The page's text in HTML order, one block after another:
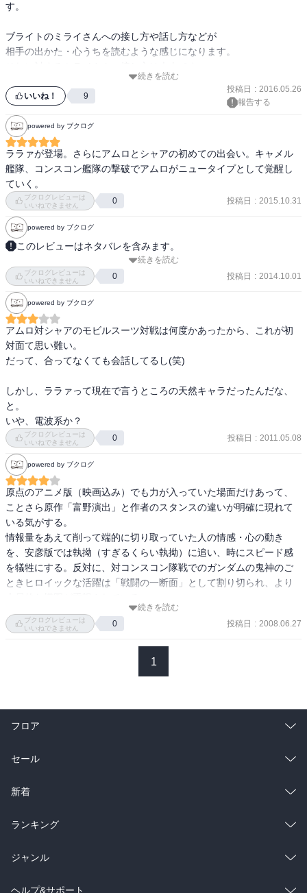
す。
ブライトのミライさんへの接し方や話し方などが
相手の出かた・心うちを読むような感じになります。
#まだ10代の高校生ですからね、わからないでもないです。
ちゃんとMSでの戦いもあります。
けど、ブライトさんの嫉妬が一枚も二枚も上手でした。
最後によくよく考えると、
戦っているのは恋もするし嫉妬もする若い子供たちなんだと気づか
されました。
続きを読む
いいね！ 9
投稿日 : 2016.05.26
報告する
powered by ブクログ
ララァが登場。さらにアムロとシャアの初めての出会い。キャメル
艦隊、コンスコン艦隊の撃破でアムロがニュータイプとして覚醒し
ていく。
ブクログレビューは
いいねできません
0 投稿日 : 2015.10.31
powered by ブクログ
このレビューはネタバレを含みます。
中立コロニーサイド６にて変わり果てた父と再会したアムロはその
帰り道、雨宿りのため立ち寄ったコテージでララァと出会い、再び
彼女に会おうと向かった先でシャアと生身での初対面を果たす。カ
ムランやコンスコンも登場。酸素欠乏症となったテム・レイの狂い
っぷりと彼と接するアムロの温度差に悲しくなる。シャア、車の中
でくらいその変なヘルメット取れよ。
続きを読む
ブクログレビューは
いいねできません
0 投稿日 : 2014.10.01
powered by ブクログ
アムロ対シャアのモビルスーツ対戦は何度かあったから、これが初
対面て思い難い。
だって、合ってなくても会話してるし(笑)
しかし、ララァって現在で言うところの天然キャラだったんだな、
と。
いや、電波系か？
ブクログレビューは
いいねできません
0 投稿日 : 2011.05.08
powered by ブクログ
原点のアニメ版（映画込み）でも力が入っていた場面だけあって、
ことさら原作「富野演出」と作者のスタンスの違いが明確に現れて
いる気がする。
情報量をあえて削って端的に切り取っていた人の情感・心の動き
を、安彦版では執拗（すぎるくらい執拗）に追い、時にスピード感
を犠牲にする。反対に、対コンスコン隊戦でのガンダムの鬼神のご
ときヒロイックな活躍は「戦闘の一断面」として割り切られ、より
ブライトの不器用な態度、スレッガーの男気、テム・レイの悲惨
父と子というテーマにこだわる作者が、「アムロが父の呪縛を乗り
という流れをほぼそのまま踏襲しているのはなんだか意外だった。
いう作者が、はたしてララァを今後どう描いていくのかは興味深
続きを読む
ブクログレビューは
いいねできません
0 投稿日 : 2008.06.27
1
フロア
総合
ラノベ
雑誌・グラビア
BL・TL
セール
総合
ラノベ
雑誌・グラビア
BL・TL
新着
総合
ラノベ
雑誌・グラビア
ランキング
総合
ラノベ
ジャンル
コミック
ヘルプ&サポート